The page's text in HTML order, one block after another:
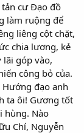
cư Đạo đồ
làm ruộng để
liêng cột chặt,
chia lương, kẻ
góp vào,
công bỏ của.
đạo anh
ta ôi! Gương tốt
hùng. Nào
Chí, Nguyễn